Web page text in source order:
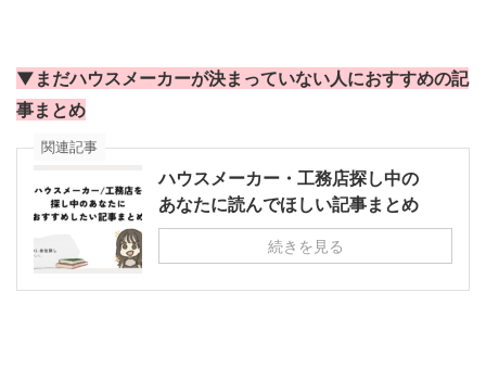
▼まだハウスメーカーが決まっていない人におすすめの記
事まとめ
関連記事
ハウスメーカー・工務店探し中の
あなたに読んでほしい記事まとめ
続きを見る